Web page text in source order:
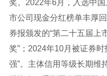
奖。2022年6月，入选中
市公司现金分红榜单丰厚
券报颁发的“第二十五届上
奖”；2024年10月被证券
强”。主体信用等级长期维